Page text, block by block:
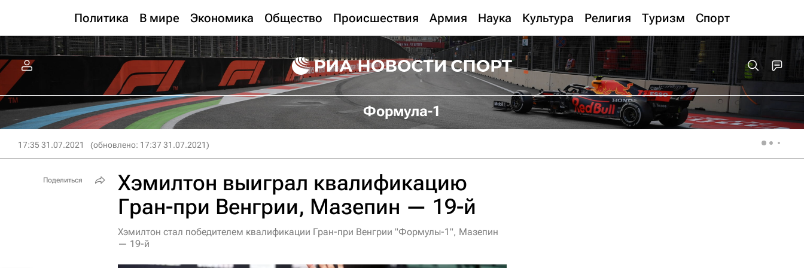
Политика В мире Экономика Общество Происшествия Армия Наука Культура Религия Туризм Спорт
Формула-1
17:35 31.07.2021 (обновлено: 17:37 31.07.2021)
Хэмилтон выиграл квалификацию
Гран-при Венгрии, Мазепин — 19-й
Хэмилтон стал победителем квалификации Гран-при Венгрии "Формулы-1", Мазепин
— 19-й
Поделиться